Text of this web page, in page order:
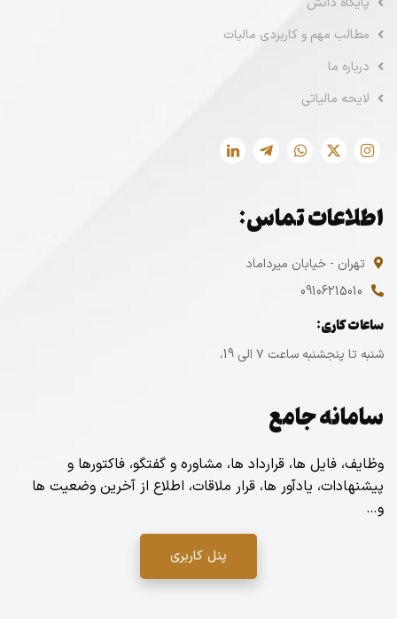
مطالب مهم و کاربردی مالیات
درباره ما
لایحه مالیاتی
اطلاعات تماس:
تهران - خیابان میرداماد
09106215010
ساعات کاری:
شنبه تا پنجشنبه ساعت ۷ الی 19،
سامانه جامع
وظایف، فایل ها، قرارداد ها، مشاوره و گفتگو، فاکتورها و
پیشنهادات، یادآور ها، قرار ملاقات، اطلاع از آخرین وضعیت ها
و…
پنل کاربری